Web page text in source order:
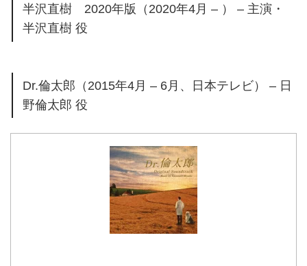
半沢直樹 2020年版（2020年4月 – ） – 主演・
半沢直樹 役
Dr.倫太郎（2015年4月 – 6月、日本テレビ） – 日
野倫太郎 役